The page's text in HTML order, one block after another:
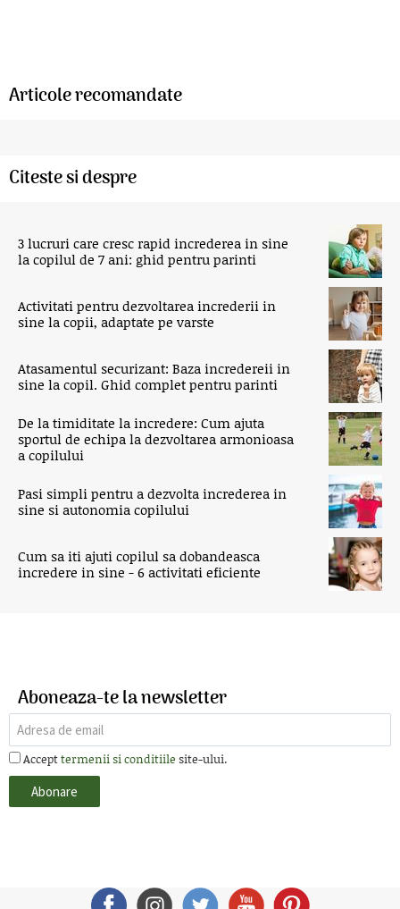
Articole recomandate
Citeste si despre
3 lucruri care cresc rapid increderea in sine
la copilul de 7 ani: ghid pentru parinti
Activitati pentru dezvoltarea increderii in
sine la copii, adaptate pe varste
Atasamentul securizant: Baza incredereii in
sine la copil. Ghid complet pentru parinti
De la timiditate la incredere: Cum ajuta
sportul de echipa la dezvoltarea armonioasa
a copilului
Pasi simpli pentru a dezvolta increderea in
sine si autonomia copilului
Cum sa iti ajuti copilul sa dobandeasca
incredere in sine - 6 activitati eficiente
Aboneaza-te la newsletter
Accepttermenii si conditiile site-ului.